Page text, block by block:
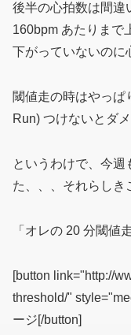
後半の心拍数は間違
160bpm あたりまで
下がっていないのに
閾値走の時はやっぱ
Run) つけないとダ
というわけで、今週
た、、、それらしき
「オレの 20 分閾値
[button link="http://
threshold/"
ージ[/button]